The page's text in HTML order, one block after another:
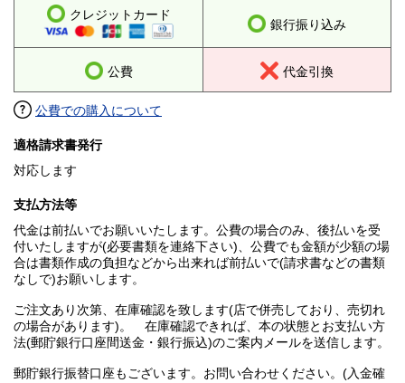
クレジットカード
銀行振り込み
公費 代金引換
公費での購入について
適格請求書発行
対応します
支払方法等
代金は前払いでお願いいたします。公費の場合のみ、後払いを受
付いたしますが(必要書類を連絡下さい)、公費でも金額が少額の場
合は書類作成の負担などから出来れば前払いで(請求書などの書類
なしで)お願いします。
ご注文あり次第、在庫確認を致します(店で併売しており、売切れ
の場合があります)。 在庫確認できれば、本の状態とお支払い方
法(郵貯銀行口座間送金・銀行振込)のご案内メールを送信します。
郵貯銀行振替口座もございます。お問い合わせください。(入金確